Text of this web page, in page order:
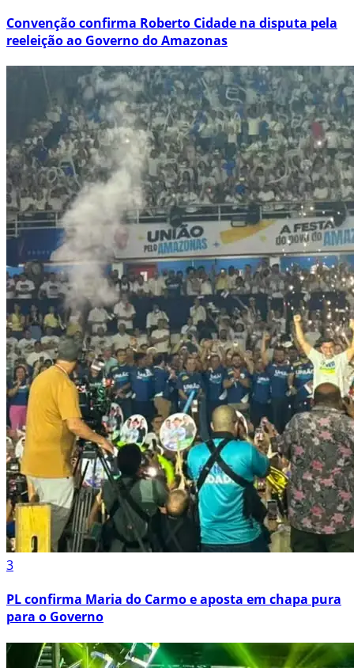
Convenção confirma Roberto Cidade na disputa pela
reeleição ao Governo do Amazonas
3
PL confirma Maria do Carmo e aposta em chapa pura
para o Governo